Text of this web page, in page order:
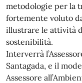
metodologie per la
fortemente voluto
illustrare le attività
sostenibilità.
Interverrà
Santagada, e il
Assessore